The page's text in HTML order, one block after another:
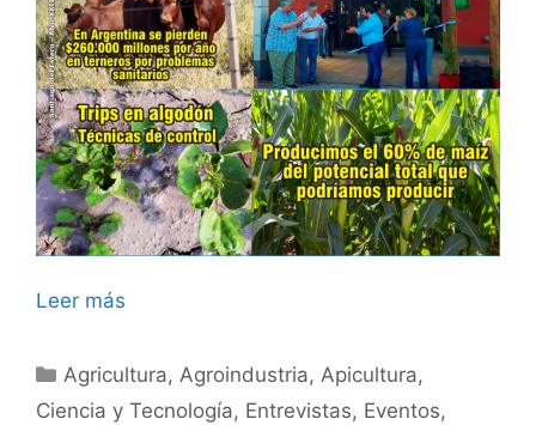
Leer más
Categorías
Agricultura,Agroindustria,Apicultura,
Ciencia y Tecnología, Entrevistas, Eventos,